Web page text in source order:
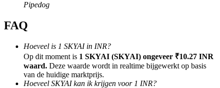
Nodig een vriend uit om contante beloningen te ontvangen
BTC Welcome Rewards
Pipedog
FAQ
Hoeveel is 1 SKYAI in INR?
Op dit moment is 1 SKYAI (SKYAI) ongeveer ₹10.27 INR
waard. Deze waarde wordt in realtime bijgewerkt op basis
van de huidige marktprijs.
Hoeveel SKYAI kan ik krijgen voor 1 INR?